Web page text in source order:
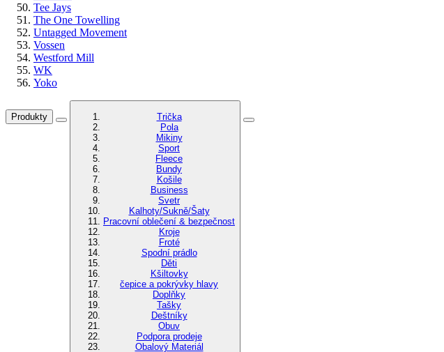
Tee Jays
The One Towelling
Untagged Movement
Vossen
Westford Mill
WK
Yoko
Produkty
Trička
Pola
Mikiny
Sport
Fleece
Bundy
Košile
Business
Svetr
Kalhoty/Sukně/Šaty
Pracovní oblečení & bezpečnost
Kroje
Froté
Spodní prádlo
Děti
Kšiltovky
čepice a pokrývky hlavy
Doplňky
Tašky
Deštníky
Obuv
Podpora prodeje
Obalový Materiál